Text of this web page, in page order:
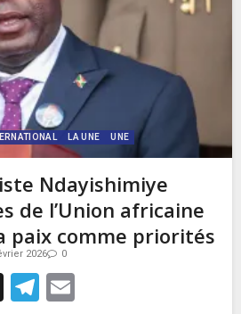
LA UNE UNE
Ndayishimiye
de l’Union africaine
paix comme priorités
2026 0
X Telegram